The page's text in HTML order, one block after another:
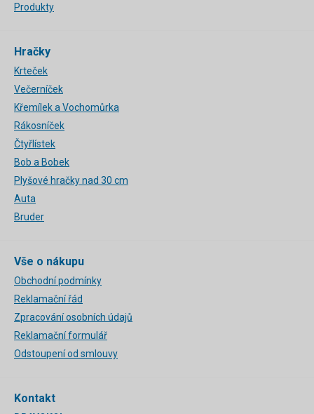
Produkty
Hračky
Krteček
Večerníček
Křemílek a Vochomůrka
Rákosníček
Čtyřlístek
Bob a Bobek
Plyšové hračky nad 30 cm
Auta
Bruder
Vše o nákupu
Obchodní podmínky
Reklamační řád
Zpracování osobních údajů
Reklamační formulář
Odstoupení od smlouvy
Kontakt